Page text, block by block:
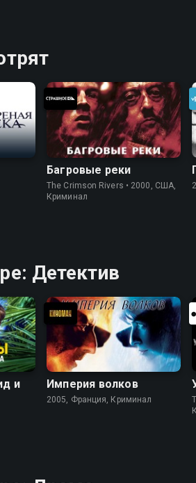
Багровые реки
The Crimson Rivers • 2000, США,
Криминал
Детектив
и
Империя волков
2005, Франция, Криминал